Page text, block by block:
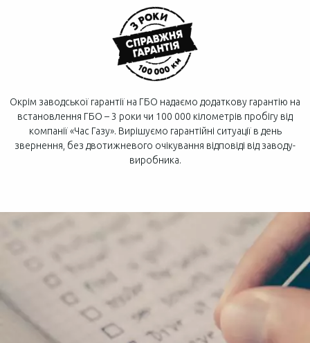
Окрім заводської гарантії на ГБО надаємо додаткову гарантію на
встановлення ГБО – 3 роки чи 100 000 кілометрів пробігу від
компанії «Час Газу». Вирішуємо гарантійні ситуації в день
звернення, без двотижневого очікування відповіді від заводу-
виробника.